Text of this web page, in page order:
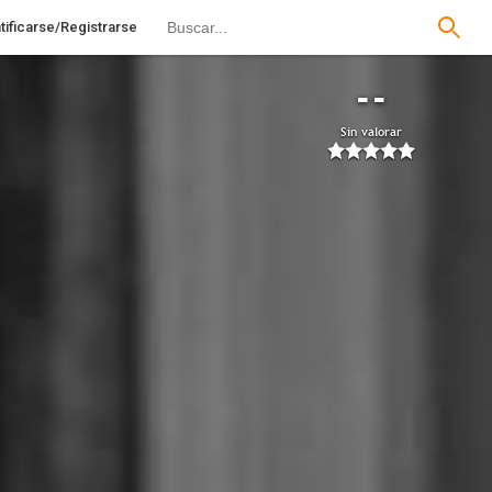
Registrarse
--
Sin valorar